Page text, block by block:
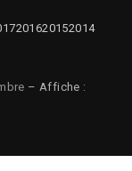
201620152014
– Affiche :